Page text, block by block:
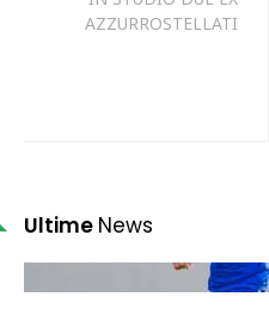
AZZURROSTELLATI
Ultime News